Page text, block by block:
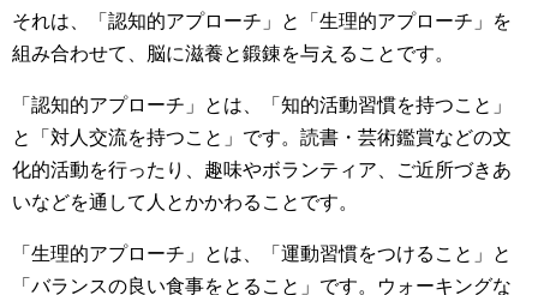
それは、「認知的アプローチ」と「生理的アプローチ」を
組み合わせて、脳に滋養と鍛錬を与えることです。
「認知的アプローチ」とは、「知的活動習慣を持つこと」
と「対人交流を持つこと」です。読書・芸術鑑賞などの文
化的活動を行ったり、趣味やボランティア、ご近所づきあ
いなどを通して人とかかわることです。
「生理的アプローチ」とは、「運動習慣をつけること」と
「バランスの良い食事をとること」です。ウォーキングな